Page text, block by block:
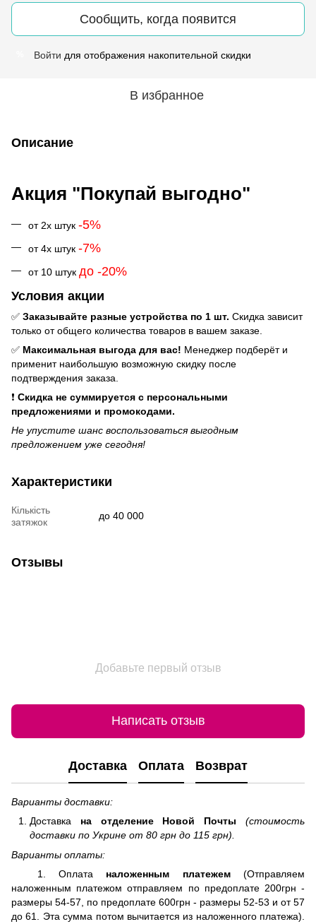
Сообщить, когда появится
Войти для отображения накопительной скидки
В избранное
Описание
Акция "Покупай выгодно"
от 2х штук -5%
от 4х штук -7%
от 10 штук до -20%
Условия акции
✅ Заказывайте разные устройства по 1 шт. Скидка зависит
только от общего количества товаров в вашем заказе.
✅ Максимальная выгода для вас! Менеджер подберёт и
применит наибольшую возможную скидку после
подтверждения заказа.
❗ Скидка не суммируется с персональными
предложениями и промокодами.
Не упустите шанс воспользоваться выгодным
предложением уже сегодня!
Характеристики
Кількість
затяжок
до 40 000
Отзывы
Добавьте первый отзыв
Написать отзыв
Доставка Оплата Возврат
Варианты доставки:
Доставка на отделение Новой Почты
(стоимость
доставки по Укрине от 80 грн до 115 грн).
Варианты оплаты:
1. Оплата наложенным платежем(Отправляем
наложенным платежом отправляем по предоплате 200грн -
размеры 54-57, по предоплате 600грн - размеры 52-53 и от 57
до 61. Эта сумма потом вычитается из наложенного платежа).